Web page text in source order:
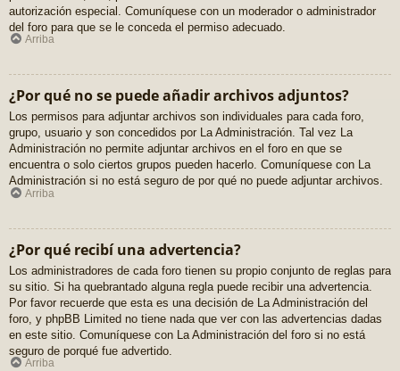
autorización especial. Comuníquese con un moderador o administrador
del foro para que se le conceda el permiso adecuado.
Arriba
¿Por qué no se puede añadir archivos adjuntos?
Los permisos para adjuntar archivos son individuales para cada foro,
grupo, usuario y son concedidos por La Administración. Tal vez La
Administración no permite adjuntar archivos en el foro en que se
encuentra o solo ciertos grupos pueden hacerlo. Comuníquese con La
Administración si no está seguro de por qué no puede adjuntar archivos.
Arriba
¿Por qué recibí una advertencia?
Los administradores de cada foro tienen su propio conjunto de reglas para
su sitio. Si ha quebrantado alguna regla puede recibir una advertencia.
Por favor recuerde que esta es una decisión de La Administración del
foro, y phpBB Limited no tiene nada que ver con las advertencias dadas
en este sitio. Comuníquese con La Administración del foro si no está
seguro de porqué fue advertido.
Arriba